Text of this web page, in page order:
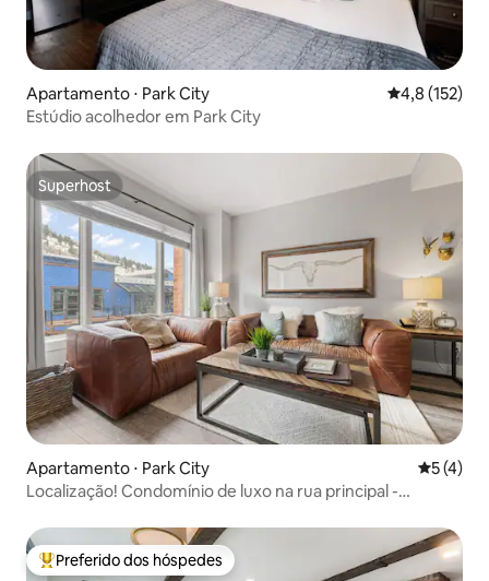
Apartamento ⋅ Park City 4,8 de uma
4,8 (152)
Estúdio acolhedor em Park City
Superhost
Superhost
Apartamento ⋅ Park City 5 de
5 (4)
Localização! Condomínio de luxo na rua principal -
Entre os melhores preferidos dos hóspedes
Preferido dos hóspedes